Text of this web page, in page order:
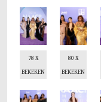
78 X
BEKEKEN
80 X
BEKEKEN